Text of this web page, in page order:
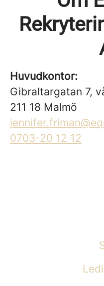
Huvudkontor:
Gibraltargatan 7,
211 18 Malmö
0703-20 12 12